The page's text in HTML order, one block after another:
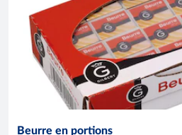
Beurre en portions